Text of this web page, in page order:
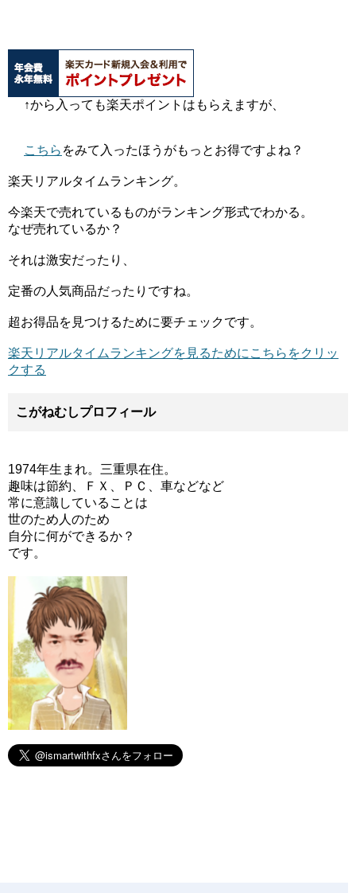
↑から入っても楽天ポイントはもらえますが、
こちら をみて入ったほうがもっとお得ですよね？
楽天リアルタイムランキング。
今楽天で売れているものがランキング形式でわかる。
なぜ売れているか？
それは激安だったり、
定番の人気商品だったりですね。
超お得品を見つけるために要チェックです。
楽天リアルタイムランキングを見るためにこちらをクリッ
クする
こがねむしプロフィール
1974年生まれ。三重県在住。
趣味は節約、ＦＸ、ＰＣ、車などなど
常に意識していることは
世のため人のため
自分に何ができるか？
です。